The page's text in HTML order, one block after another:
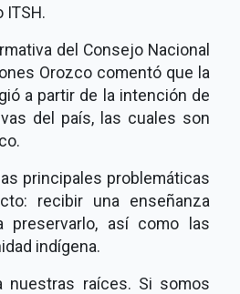
del Consejo Nacional
Orozco comentó que la
a partir de la intención de
del país, las cuales son
principales problemáticas
recibir una enseñanza
preservarlo, así como las
indígena.
nuestras raíces. Si somos